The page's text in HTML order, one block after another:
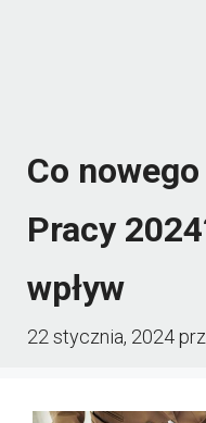
Co
Pracy
wpływ
22 stycznia, 2024